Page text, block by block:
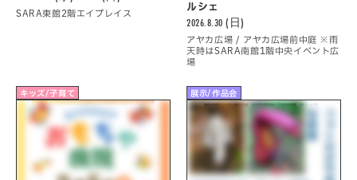
SARA東館2階エイプレイス
ルシェ
2026.8.30 (日)
アヤカ広場 / アヤカ広場前中庭 ※雨
天時はSARA南館1階中央イベント広
場
キッズ/子育て 展示/作品会